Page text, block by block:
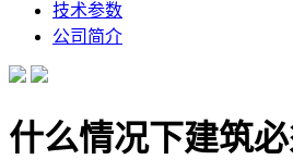
技术参数
公司简介
什么情况下建筑